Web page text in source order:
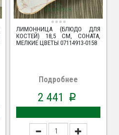
ЛИМОННИЦА (БЛЮДО ДЛЯ
КОСТЕЙ) 18,5 СМ, СОНАТА,
МЕЛКИЕ ЦВЕТЫ 07114913-0158
Подробнее
2 441 p